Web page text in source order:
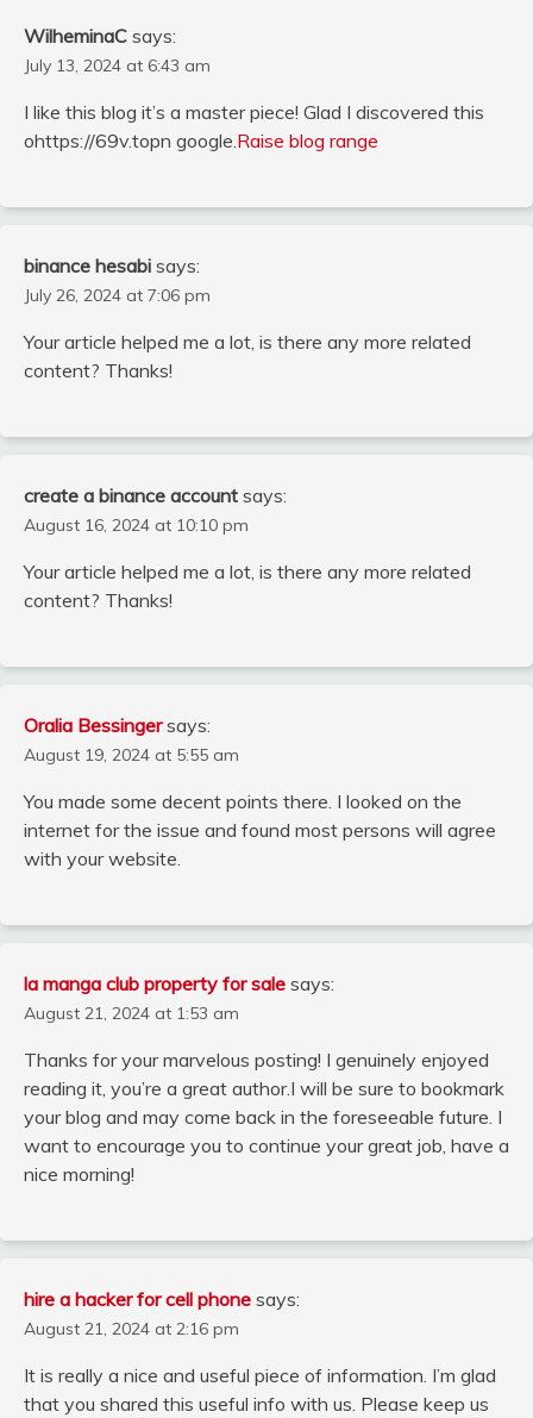
WilheminaC says:
July 13, 2024 at 6:43 am
I like this blog it’s a master piece! Glad I discovered this
ohttps://69v.topn google. Raise blog range
binance hesabi says:
July 26, 2024 at 7:06 pm
Your article helped me a lot, is there any more related
content? Thanks!
create a binance account says:
August 16, 2024 at 10:10 pm
Your article helped me a lot, is there any more related
content? Thanks!
Oralia Bessinger says:
August 19, 2024 at 5:55 am
You made some decent points there. I looked on the
internet for the issue and found most persons will agree
with your website.
la manga club property for sale says:
August 21, 2024 at 1:53 am
Thanks for your marvelous posting! I genuinely enjoyed
reading it, you’re a great author.I will be sure to bookmark
your blog and may come back in the foreseeable future. I
want to encourage you to continue your great job, have a
nice morning!
hire a hacker for cell phone says:
August 21, 2024 at 2:16 pm
It is really a nice and useful piece of information. I’m glad
that you shared this useful info with us. Please keep us